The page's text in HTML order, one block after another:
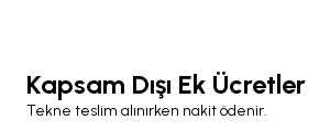
Kapsam Dışı Ek Ücretler
Tekne teslim alınırken nakit ödenir.